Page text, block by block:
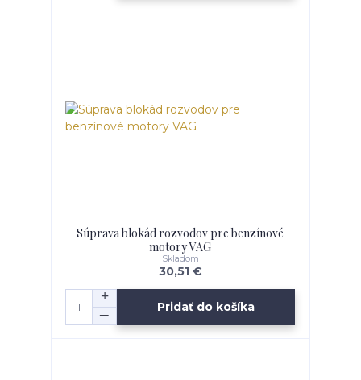
Súprava blokád rozvodov pre benzínové
motory VAG
30,51 €
Skladom
Pridať do košíka